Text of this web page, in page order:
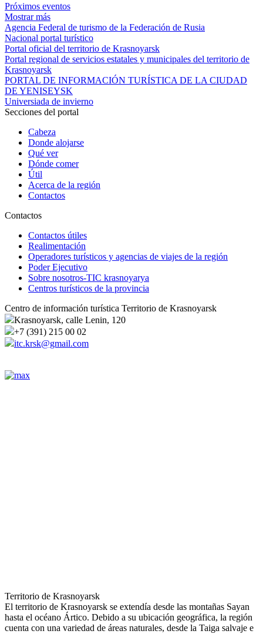
Próximos eventos
Mostrar más
Agencia Federal de turismo de la Federación de Rusia
Nacional portal turístico
Portal oficial del territorio de Krasnoyarsk
Portal regional de servicios estatales y municipales del territorio de
Krasnoyarsk
PORTAL DE INFORMACIÓN TURÍSTICA DE LA CIUDAD
DE YENISEYSK
Universiada de invierno
Secciones del portal
Cabeza
Donde alojarse
Qué ver
Dónde comer
Útil
Acerca de la región
Contactos
Contactos
Contactos útiles
Realimentación
Operadores turísticos y agencias de viajes de la región
Poder Ejecutivo
Sobre nosotros-TIC krasnoyarya
Centros turísticos de la provincia
Centro de información turística Territorio de Krasnoyarsk
Krasnoyarsk, calle Lenin, 120
+7 (391) 215 00 02
itc.krsk@gmail.com
Territorio de Krasnoyarsk
El territorio de Krasnoyarsk se extendía desde las montañas Sayan
hasta el océano Ártico. Debido a su ubicación geográfica, la región
cuenta con una variedad de áreas naturales, desde la Taiga salvaje e